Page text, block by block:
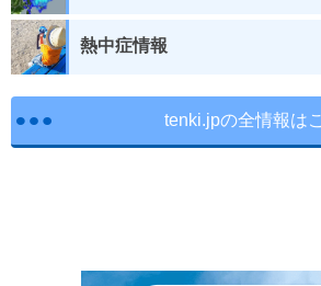
熱中症情報
tenki.jpの全情報は